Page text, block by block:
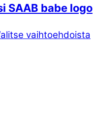
SAAB babe logo
vaihtoehdoista